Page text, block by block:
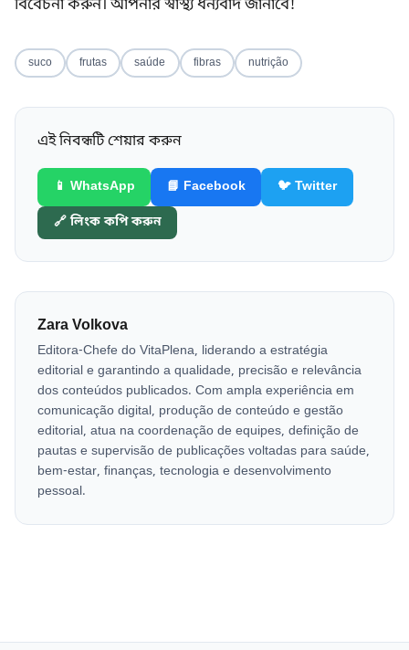
বিবেচনা করুন। আপনার স্বাস্থ্য ধন্যবাদ জানাবে!
suco frutas saúde fibras nutrição
এই নিবন্ধটি শেয়ার করুন
📱 WhatsApp 📘 Facebook 🐦 Twitter
🔗 লিংক কপি করুন
Zara Volkova
Editora-Chefe do VitaPlena, liderando a estratégia
editorial e garantindo a qualidade, precisão e relevância
dos conteúdos publicados. Com ampla experiência em
comunicação digital, produção de conteúdo e gestão
editorial, atua na coordenação de equipes, definição de
pautas e supervisão de publicações voltadas para saúde,
bem-estar, finanças, tecnologia e desenvolvimento
pessoal.